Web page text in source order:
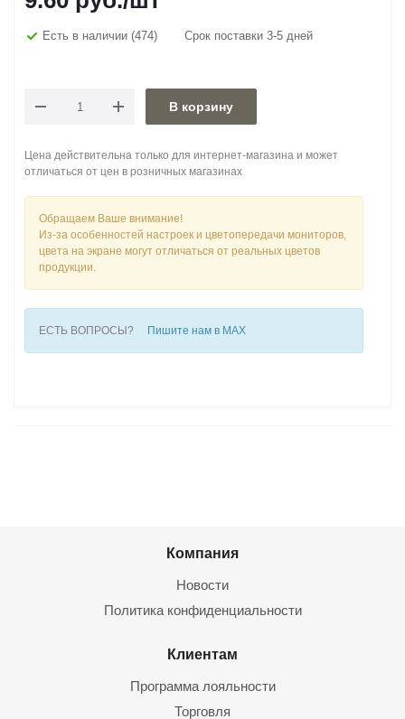
Есть в наличии (474) Срок поставки 3-5 дней
В корзину
Цена действительна только для интернет-магазина и может
отличаться от цен в розничных магазинах
Обращаем Ваше внимание!
Из-за особенностей настроек и цветопередачи мониторов,
цвета на экране могут отличаться от реальных цветов
продукции.
ЕСТЬ ВОПРОСЫ? Пишите нам в MAX
Компания
Новости
Политика конфиденциальности
Клиентам
Программа лояльности
Торговля